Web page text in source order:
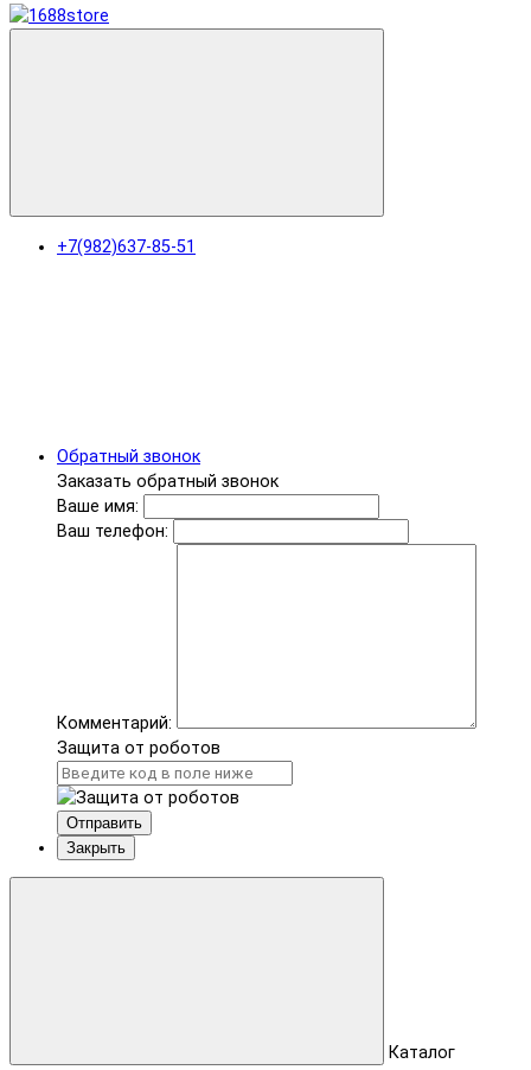
+7(982)637-85-51
Обратный звонок
Заказать обратный звонок
Ваше имя:
Ваш телефон:
Комментарий:
Защита от роботов
Отправить
Закрыть
Каталог